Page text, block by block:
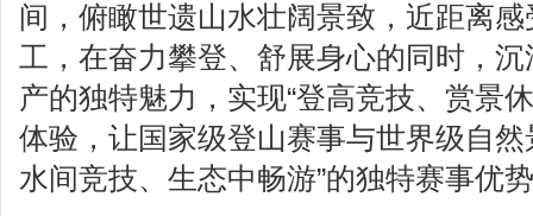
间，俯瞰世遗山水壮阔景致，近距离
工，在奋力攀登、舒展身心的同时，
产的独特魅力，实现“登高竞技、赏景
体验，让国家级登山赛事与世界级自
水间竞技、生态中畅游”的独特赛事优